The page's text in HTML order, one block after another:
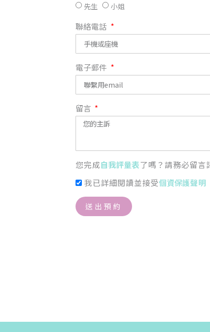
先生 小姐
聯絡電話
電子郵件
留言
您完成自我評量表了嗎？請務必留言
我已詳細閱讀並接受個資保護聲明
送出預約